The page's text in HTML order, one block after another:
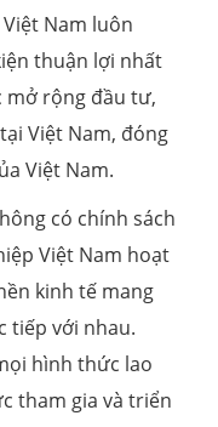
Nam luôn
thuận lợi nhất
mở rộng đầu tư,
Việt Nam, đóng
Việt Nam.
có chính sách
Việt Nam hoạt
kinh tế mang
tiếp với nhau.
hình thức lao
tham gia và triển